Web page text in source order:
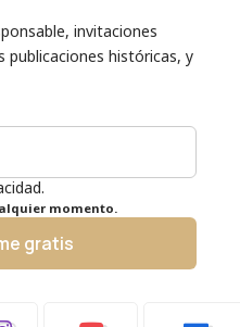
invitaciones
publicaciones históricas, y
momento.
gratis